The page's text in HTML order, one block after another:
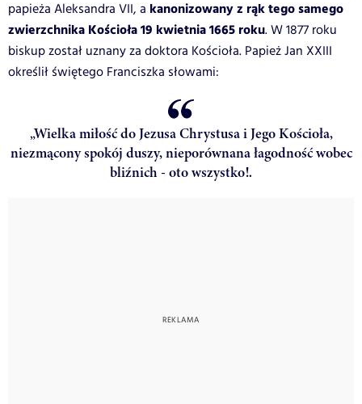
papieża Aleksandra VII, a kanonizowany z rąk tego samego
zwierzchnika Kościoła 19 kwietnia 1665 roku. W 1877 roku
biskup został uznany za doktora Kościoła. Papież Jan XXIII
określił świętego Franciszka słowami:
„Wielka miłość do Jezusa Chrystusa i Jego Kościoła,
niezmącony spokój duszy, nieporównana łagodność wobec
bliźnich - oto wszystko!.